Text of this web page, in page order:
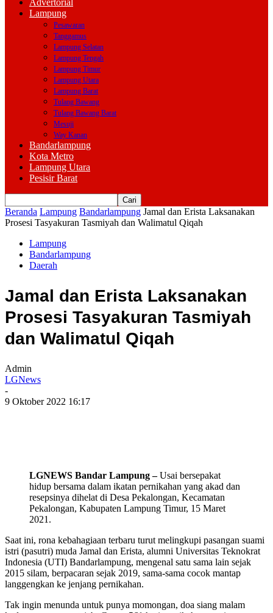
Advertorial
Lampung
Pesawaran
Tanggamus
Lampung Selatan
Lampung Tengah
Lampung Timur
Lampung Utara
Lampung Barat
Tulang Bawang
Tulang Bawang Barat
Mesuji
Way Kanan
Bandarlampung
Kota Metro
Lampung Utara
Pesisir Barat
Beranda Lampung Bandarlampung Jamal dan Erista Laksanakan
Prosesi Tasyakuran Tasmiyah dan Walimatul Qiqah
Lampung
Bandarlampung
Daerah
Jamal dan Erista Laksanakan
Prosesi Tasyakuran Tasmiyah
dan Walimatul Qiqah
Admin
LGNews
-
9 Oktober 2022 16:17
LGNEWS Bandar Lampung –Usai bersepakat
hidup bersama dalam ikatan pernikahan yang akad dan
resepsinya dihelat di Desa Pekalongan, Kecamatan
Pekalongan, Kabupaten Lampung Timur, 15 Maret
2021.
Saat ini, rona kebahagiaan terbaru turut melingkupi pasangan suami
istri (pasutri) muda Jamal dan Erista, alumni Universitas Teknokrat
Indonesia (UTI) Bandarlampung, mengenal satu sama lain sejak
2015 silam, berpacaran sejak 2019, sama-sama cocok mantap
langgengkan ke jenjang pernikahan.
Tak ingin menunda untuk punya momongan, doa siang malam